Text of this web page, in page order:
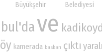
Büyükşehir Belediyesi
ve
kamerada baskan çıktı yaralı